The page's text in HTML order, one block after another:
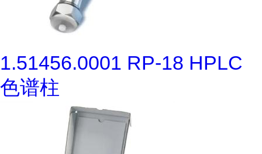
1.51456.0001 RP-18 HPLC
色谱柱